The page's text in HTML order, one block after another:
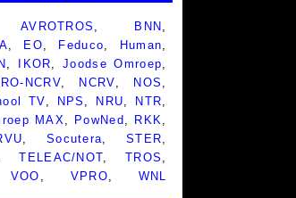
AVROTROS , BNN ,
, EO, Feduco, Human,
, IKOR,Joodse Omroep,
NCRV, NCRV, NOS ,
TV, NPS , NRU, NTR,
MAX, PowNed , RKK,
, Socutera,STER,
TELEAC/NOT,TROS ,
VOO , VPRO, WNL